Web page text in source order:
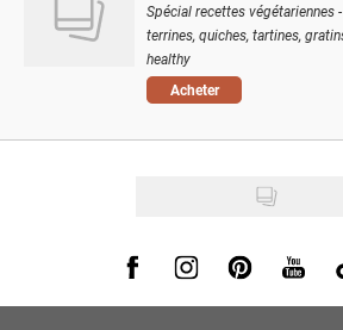
Spécial recettes végétariennes
terrines, quiches, tartines,
healthy
Acheter
Visit us on Facebook
Visit us on Instagram
Visit us onVisit us